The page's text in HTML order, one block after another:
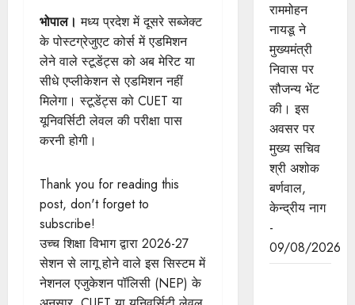
भोपाल। मध्य प्रदेश में दूसरे सब्जेक्ट
के पोस्टग्रेजुएट कोर्स में एडमिशन
लेने वाले स्टूडेंट्स को अब मेरिट या
सीधे एप्लीकेशन से एडमिशन नहीं
मिलेगा। स्टूडेंट्स को CUET या
यूनिवर्सिटी लेवल की परीक्षा पास
करनी होगी।
Thank you for reading this
post, don't forget to
subscribe!
उच्च शिक्षा विभाग द्वारा 2026-27
सेशन से लागू होने वाले इस सिस्टम में
नेशनल एजुकेशन पॉलिसी (NEP) के
राममोहन
नायडू ने
मुख्यमंत्री
निवास पर
सौजन्य भेंट
की। इस
अवसर पर
मुख्य सचिव
श्री अशोक
बर्णवाल,
केन्द्रीय नाग
-
09/08/2026